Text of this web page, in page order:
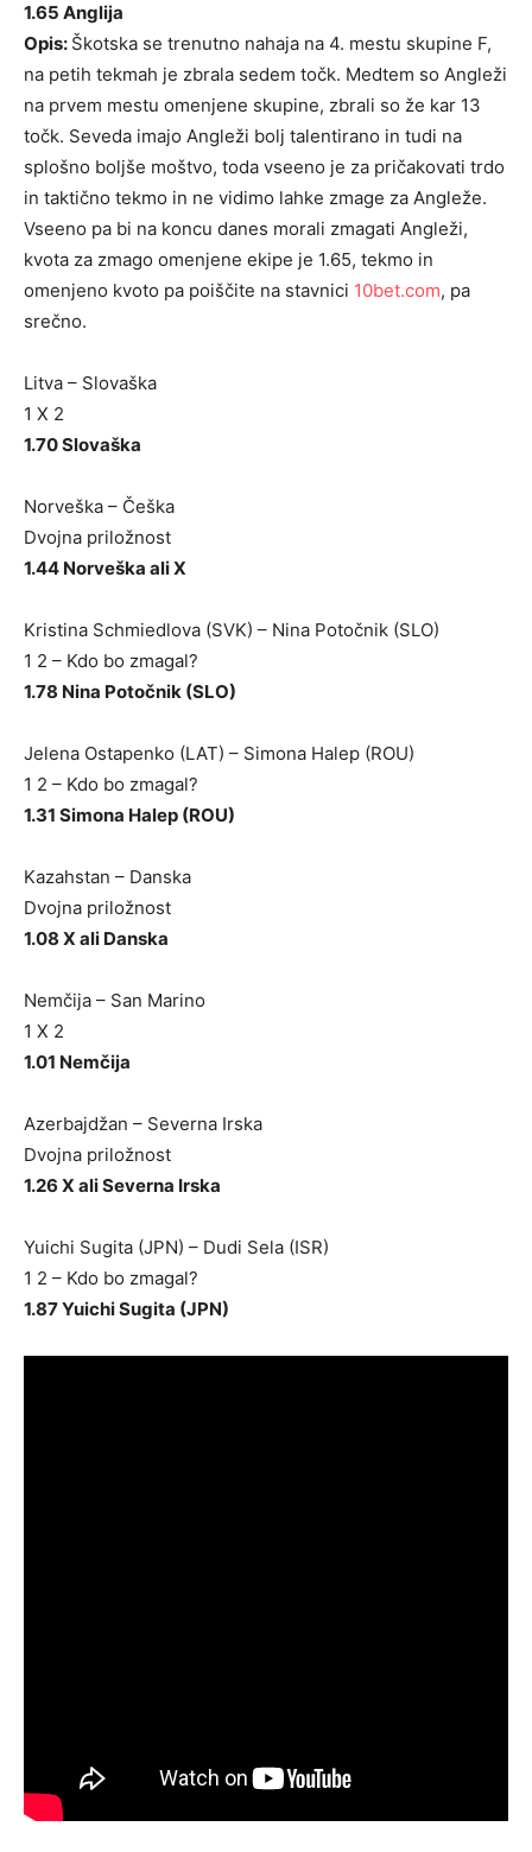
1.65 Anglija
Opis: Škotska se trenutno nahaja na 4. mestu skupine F,
na petih tekmah je zbrala sedem točk. Medtem so Angleži
na prvem mestu omenjene skupine, zbrali so že kar 13
točk. Seveda imajo Angleži bolj talentirano in tudi na
splošno boljše moštvo, toda vseeno je za pričakovati trdo
in taktično tekmo in ne vidimo lahke zmage za Angleže.
Vseeno pa bi na koncu danes morali zmagati Angleži,
kvota za zmago omenjene ekipe je 1.65, tekmo in
omenjeno kvoto pa poiščite na stavnici 10bet.com, pa
srečno.
Litva – Slovaška
1 X 2
1.70 Slovaška
Norveška – Češka
Dvojna priložnost
1.44 Norveška ali X
Kristina Schmiedlova (SVK) – Nina Potočnik (SLO)
1 2 – Kdo bo zmagal?
1.78 Nina Potočnik (SLO)
Jelena Ostapenko (LAT) – Simona Halep (ROU)
1 2 – Kdo bo zmagal?
1.31 Simona Halep (ROU)
Kazahstan – Danska
Dvojna priložnost
1.08 X ali Danska
Nemčija – San Marino
1 X 2
1.01 Nemčija
Azerbajdžan – Severna Irska
Dvojna priložnost
1.26 X ali Severna Irska
Yuichi Sugita (JPN) – Dudi Sela (ISR)
1 2 – Kdo bo zmagal?
1.87 Yuichi Sugita (JPN)